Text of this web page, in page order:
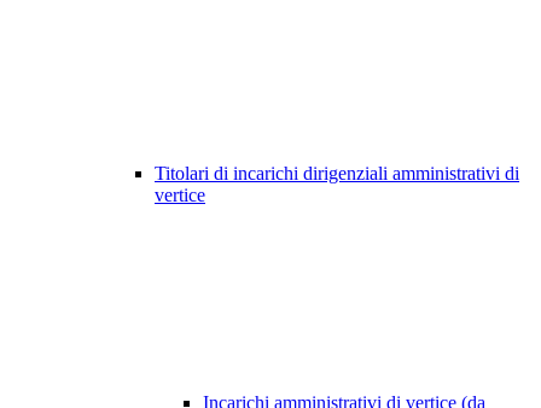
Titolari di incarichi dirigenziali amministrativi di
vertice
Incarichi amministrativi di vertice (da